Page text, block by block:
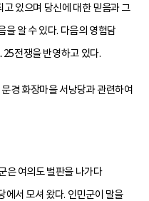
있으며 당신에 대한 믿음과 그
을 알 수 있다. 다음의 영험담
전쟁을 반영하고 있다.
경 화장마을 서낭당과 관련하여
은 여의도 벌판을 나가다
에서 모셔 왔다. 인민군이 말을